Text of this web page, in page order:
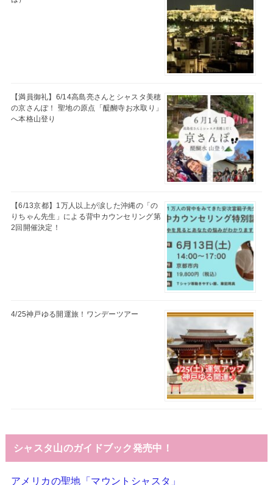
【満員御礼】6/14高島亮さんとシャスタ美穂
の京さんぽ！ 聖地の原点「醍醐寺お水取り」
へ本格山登り
【6/13京都】1万人以上が涙した沖縄の「の
りちゃん先生」による背中カウンセリング第
2回開催決定！
4/25神戸ゆる開運旅！ワンデーツアー
シャスタ山のガイドブック発売中！
アメリカの聖地「マウントシャスタ」